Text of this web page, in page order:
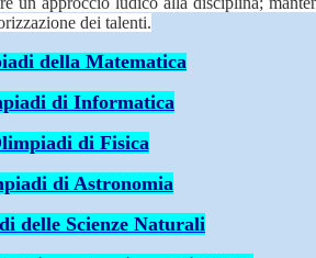
dei talenti.
della Matematica
di Informatica
di Fisica
di Astronomia
delle Scienze Naturali